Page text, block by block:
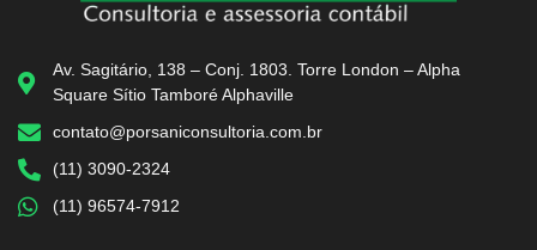
Av. Sagitário, 138 – Conj. 1803. Torre London – Alpha
Square Sítio Tamboré Alphaville
contato@porsaniconsultoria.com.br
(11) 3090-2324
(11) 96574-7912